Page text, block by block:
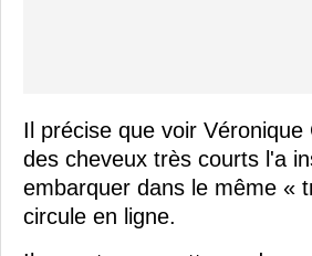
Il précise que voir Véronique
des cheveux très courts l'a
embarquer dans le même «
circule en ligne.